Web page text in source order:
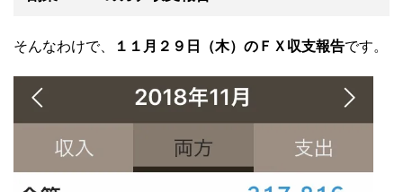
そんなわけで、 １１月２９ 日（木）のＦＸ収支報告です。